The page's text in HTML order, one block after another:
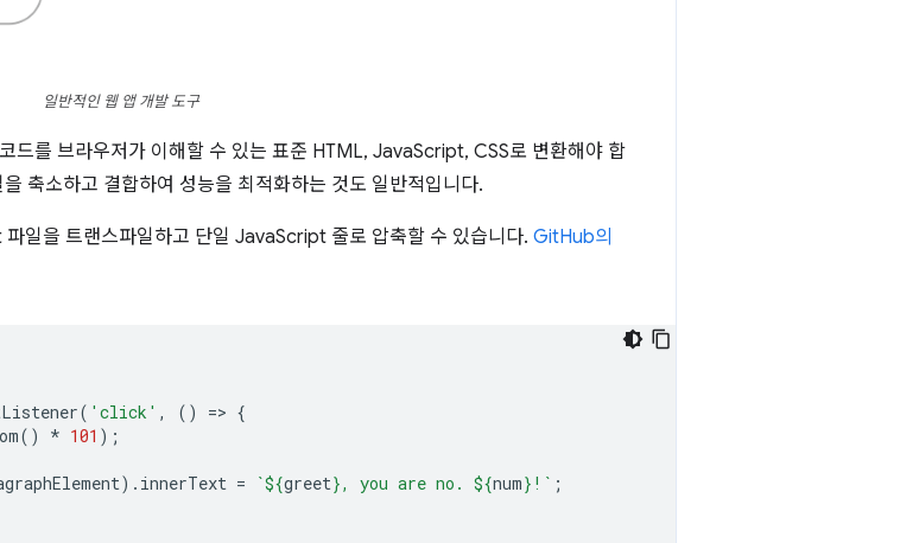
일반적인 웹 앱 개발 도구
드를 브라우저가 이해할 수 있는 표준 HTML, JavaScript, CSS로 변환해야 합
축소하고 결합하여 성능을 최적화하는 것도 일반적입니다.
일을 트랜스파일하고 단일 JavaScript 줄로 압축할 수 있습니다. GitHub의
( 'click' , () => {
() * 101 );
). innerText = `${greet}, you are no. ${num} !` ;